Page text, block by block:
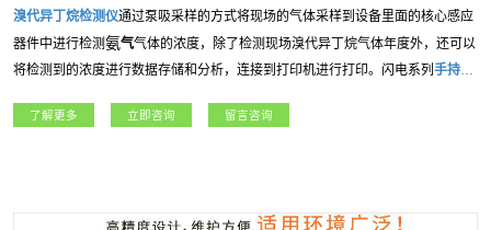
溴代异丁烷检测仪通过泵吸采样的方式将现场的气体采样到设备里面的核心感应
器件中进行检测氨气气体的浓度，除了检测现场溴代异丁烷气体年度外，还可以
将检测到的浓度进行数据存储和分析，连接到打印机进行打印。闪电系列 手持式
工、电力、科研院所、市政工程等各行业领域。
了解更多 立即咨询 留言咨询